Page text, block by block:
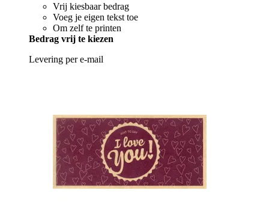
Vrij kiesbaar bedrag
Voeg je eigen tekst toe
Om zelf te printen
Bedrag vrij te kiezen
Levering per e-mail